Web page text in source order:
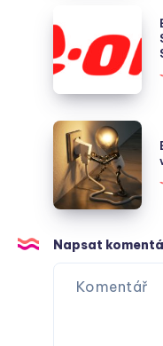
dodávce
plynu
české
metropoli
Zákaznická
Linka
Váš
Spolehlivý
Průvodce
Energetickým
Světem
Elektrický
přímotop
termostatem
ventilátorem
Napsat